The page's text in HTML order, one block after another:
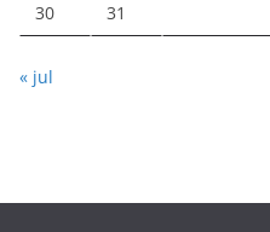
30 31
« jul